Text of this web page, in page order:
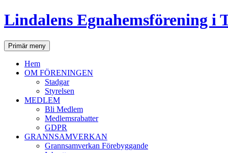
Lindalens Egnahemsförening i
SökPrimär meny Hoppa
till
Hem
OM FÖRENINGEN
Stadgar
Styrelsen
MEDLEM
Bli Medlem
Medlemsrabatter
GDPR
GRANNSAMVERKAN
Grannsamverkan Förebyggande